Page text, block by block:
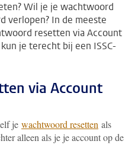
Wil je je wachtwoord
verlopen? In de meeste
resetten via Account
je terecht bij een ISSC-
via Account
je wachtwoord resetten als
alleen als je je account op de